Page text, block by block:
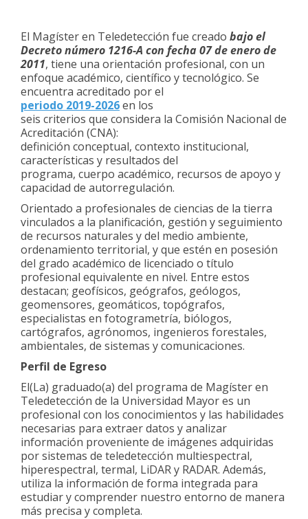
El Magíster en Teledetección fue creado bajo el
Decreto número 1216-A con fecha 07 de enero de
2011, tiene una orientación profesional, con un
enfoque académico, científico y tecnológico. Se
encuentra acreditado por el
periodo 2019-2026en los
seis criterios que considera la Comisión Nacional de
Acreditación (CNA):
definición conceptual, contexto institucional,
características y resultados del
programa, cuerpo académico, recursos de apoyo y
capacidad de autorregulación.
Orientado a profesionales de ciencias de la tierra
vinculados a la planificación, gestión y seguimiento
de recursos naturales y del medio ambiente,
ordenamiento territorial, y que estén en posesión
del grado académico de licenciado o título
profesional equivalente en nivel. Entre estos
destacan; geofísicos, geógrafos, geólogos,
geomensores, geomáticos, topógrafos,
especialistas en fotogrametría, biólogos,
cartógrafos, agrónomos, ingenieros forestales,
ambientales, de sistemas y comunicaciones.
Perfil de Egreso
El(La) graduado(a) del programa de Magíster en
Teledetección de la Universidad Mayor es un
profesional con los conocimientos y las habilidades
necesarias para extraer datos y analizar
información proveniente de imágenes adquiridas
por sistemas de teledetección multiespectral,
hiperespectral, termal, LiDAR y RADAR. Además,
utiliza la información de forma integrada para
estudiar y comprender nuestro entorno de manera
más precisa y completa.